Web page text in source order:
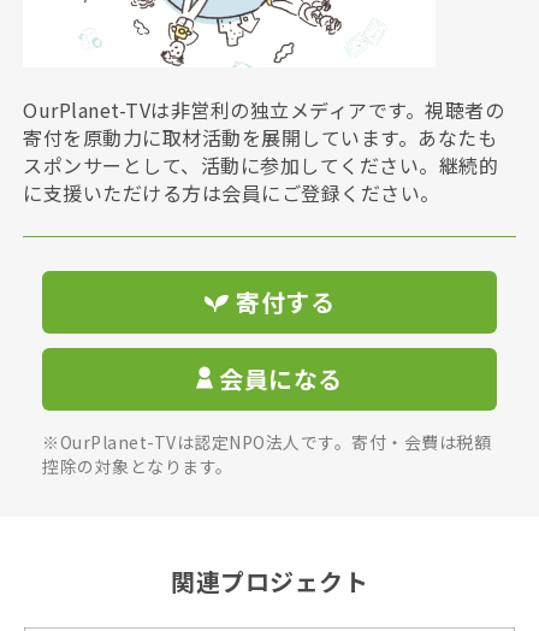
OurPlanet-TVは非営利の独立メディアです。視聴者の
寄付を原動力に取材活動を展開しています。あなたも
スポンサーとして、活動に参加してください。継続的
に支援いただける方は会員にご登録ください。
寄付する
会員になる
※OurPlanet-TVは認定NPO法人です。寄付・会費は税額
控除の対象となります。
関連プロジェクト